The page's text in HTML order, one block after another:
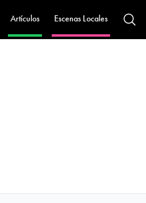
Artículos Escenas Locales